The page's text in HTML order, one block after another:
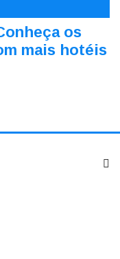
os
mais hotéis